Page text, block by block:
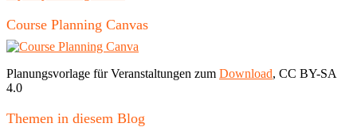
Course Planning Canvas
Planungsvorlage für Veranstaltungen zum Download, CC BY-SA
4.0
Themen in diesem Blog